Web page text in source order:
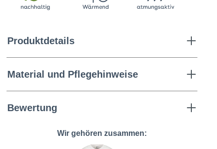
Produktdetails
Material und Pflegehinweise
Bewertung
Wir gehören zusammen: